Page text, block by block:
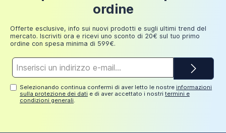
Fino a
euro
ordine
Offerte esclusive, info sui nuovi prodotti e sugli ultimi trend del
mercato. Iscriviti ora e ricevi uno sconto di 20€ sul tuo primo
ordine con spesa minima di 599€.
e-
Selezionando continua confermi di aver letto le nostreinformazioni
sulla protezione dei dati e di aver accettato i nostritermini e
condizioni generali.